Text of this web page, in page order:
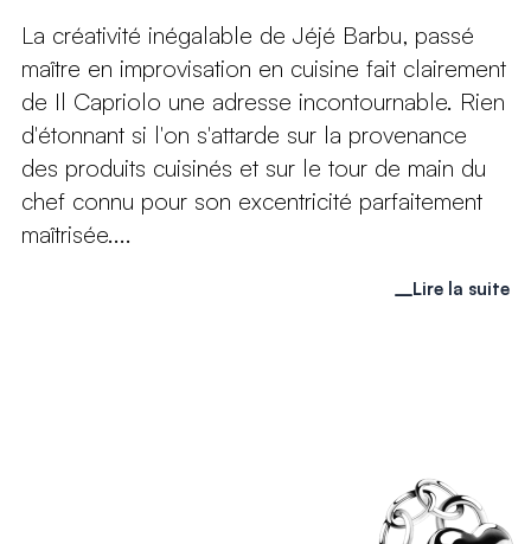
La créativité inégalable de Jéjé Barbu, passé
maître en improvisation en cuisine fait clairement
de Il Capriolo une adresse incontournable. Rien
d'étonnant si l'on s'attarde sur la provenance
des produits cuisinés et sur le tour de main du
chef connu pour son excentricité parfaitement
maîtrisée....
Lire la suite